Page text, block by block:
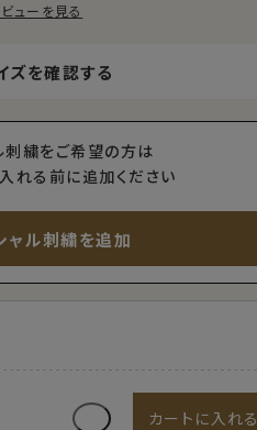
ューを見る
ズを確認する
刺繍をご希望の方は
れる前に追加ください
ャル刺繍を追加
カートに入れる